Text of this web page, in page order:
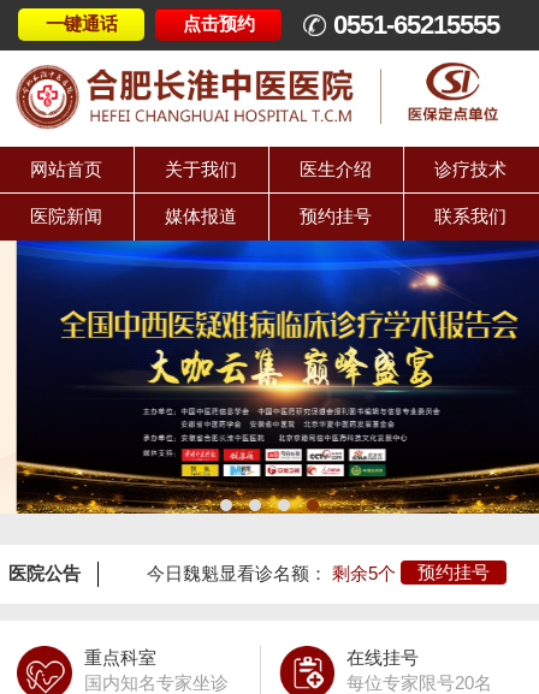
一键通话 点击预约 0551-65215555
网站首页 关于我们 医生介绍 诊疗技术
医院新闻 媒体报道 预约挂号 联系我们
医院公告 今日魏魁显看诊名额： 剩余5个 预约挂号
重点科室
国内知名专家坐诊
在线挂号
每位专家限号20名